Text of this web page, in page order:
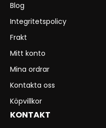
Blog
Integritetspolicy
Frakt
Mitt konto
Mina ordrar
Kontakta oss
Köpvillkor
KONTAKT